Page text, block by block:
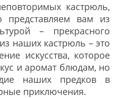
кастрюль,
представляем вам из
– прекрасного
наших кастрюль – это
искусства, которое
и аромат блюдам, но
наших предков в
приключения.